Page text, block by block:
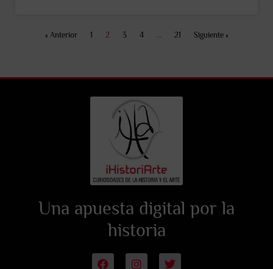
« Anterior 1 2 3 4 … 21 Siguiente »
Una apuesta digital por la
historia